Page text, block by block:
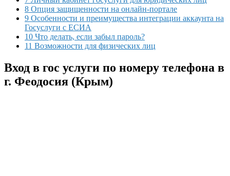
8 Опция защищенности на онлайн-портале
9 Особенности и преимущества интеграции аккаунта на
Госуслуги с ЕСИА
10 Что делать, если забыл пароль?
11 Возможности для физических лиц
Вход в гос услуги по номеру телефона в
г. Феодосия (Крым)